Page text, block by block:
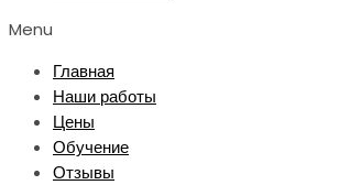
Menu
Главная
Наши работы
Цены
Обучение
Отзывы